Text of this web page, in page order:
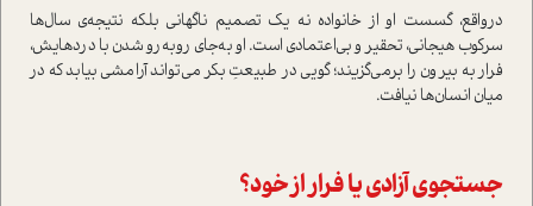
درواقع، گسست او از خانواده نه یک تصمیم ناگهانی بلکه نتیجه‌ی سال‌ها
سرکوب هیجانی، تحقیر و بی‌اعتمادی است. او به‌جای روبه‌رو شدن با دردهایش،
فرار به بیرون را برمی‌گزیند؛ گویی در طبیعتِ بکر می‌تواند آرامشی بیابد که در
میان انسان‌ها نیافت.
جستجوی آزادی یا فرار از خود؟